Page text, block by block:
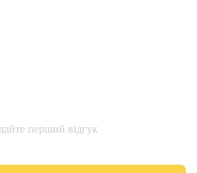
перший відгук